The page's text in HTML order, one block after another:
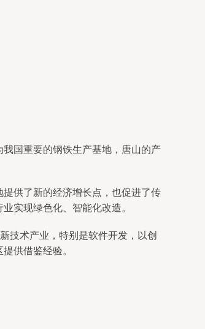
国重要的钢铁生产基地，唐山的产
供了新的经济增长点，也促进了传
实现绿色化、智能化改造。
技术产业，特别是软件开发，以创
供借鉴经验。